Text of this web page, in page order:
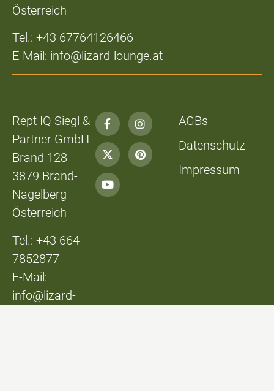
Österreich
Tel.: +43 67764126466
E-Mail: info@lizard-lounge.at
Rept IQ Siegl &
Partner GmbH
Brand 128
3879 Brand-
Nagelberg
Österreich
Tel.: +43 664
7852877
E-Mail:
info@lizard-
AGBs
Datenschutz
Impressum